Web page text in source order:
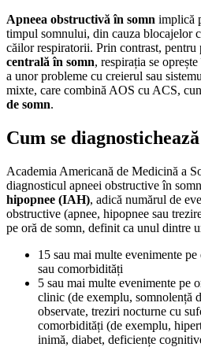
Apneea obstructivă în somn implică
timpul somnului, din cauza blocajelor
căilor respiratorii. Prin contrast, pentru
centrală în somn, respirația se
a unor probleme cu creierul sau
mixte, care combină AOS cu ACS,
de somn.
Cum se
Academia Americană de Medicină a
diagnosticul apneei obstructive în
hipopnee (IAH), adică numărul de
obstructive (apnee, hipopnee sau
pe oră de somn, definit ca unul dintre
15 sau mai multe evenimente
sau comorbidități
5 sau mai multe evenimente pe
clinic (de exemplu, somnolență
observate, treziri nocturne cu
comorbidități (de exemplu,
inimă, diabet, deficiențe